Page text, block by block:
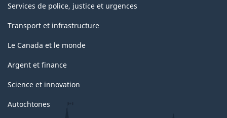
Services de police, justice et urgences
Transport et infrastructure
Le Canada et le monde
Argent et finance
Science et innovation
Autochtones